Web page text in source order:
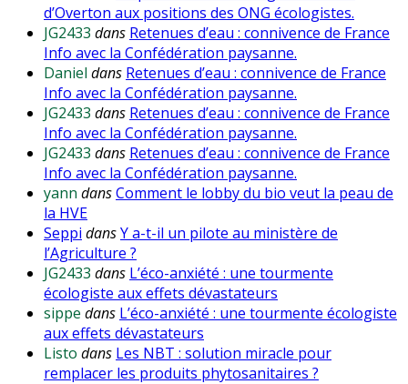
d’Overton aux positions des ONG écologistes.
JG2433 dans Retenues d’eau : connivence de France
Info avec la Confédération paysanne.
Daniel dans Retenues d’eau : connivence de France
Info avec la Confédération paysanne.
JG2433 dans Retenues d’eau : connivence de France
Info avec la Confédération paysanne.
JG2433 dans Retenues d’eau : connivence de France
Info avec la Confédération paysanne.
yann dansComment le lobby du bio veut la peau de
la HVE
Seppi dansY a-t-il un pilote au ministère de
l’Agriculture ?
JG2433 dans L’éco-anxiété : une tourmente
écologiste aux effets dévastateurs
sippe dans L’éco-anxiété : une tourmente écologiste
aux effets dévastateurs
Listo dans Les NBT : solution miracle pour
remplacer les produits phytosanitaires ?